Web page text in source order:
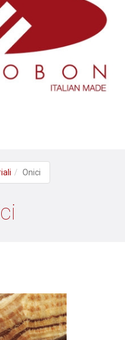
Onici